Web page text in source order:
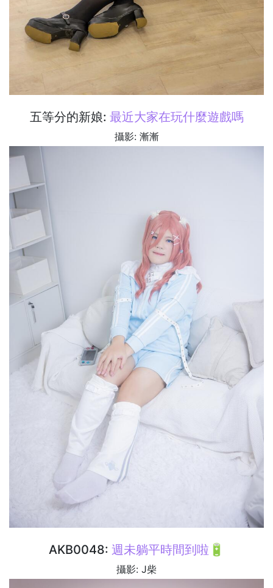
五等分的新娘: 最近大家在玩什麼遊戲嗎
攝影: 漸漸
AKB0048: 週未躺平時間到啦🔋
攝影: J柴